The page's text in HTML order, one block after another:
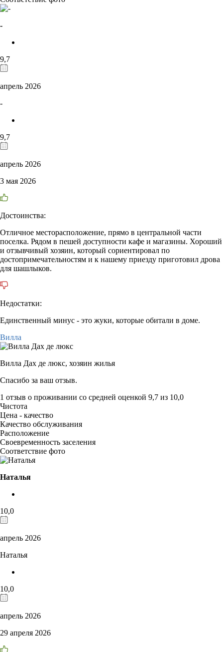
-
9,7
апрель 2026
-
9,7
апрель 2026
3 мая 2026
Достоинства:
Отличное месторасположение, прямо в центральной части
поселка. Рядом в пешей доступности кафе и магазины. Хороший
и отзывчивый хозяин, который сориентировал по
достопримечательностям и к нашему приезду приготовил дрова
для шашлыков.
Недостатки:
Единственный минус - это жуки, которые обитали в доме.
Вилла
Вилла Дах де люкс, хозяин жилья
Спасибо за ваш отзыв.
1 отзыв о проживании со средней оценкой 9,7 из 10,0
Чистота
Цена - качество
Качество обслуживания
Расположение
Своевременность заселения
Соответствие фото
Наталья
10,0
апрель 2026
Наталья
10,0
апрель 2026
29 апреля 2026